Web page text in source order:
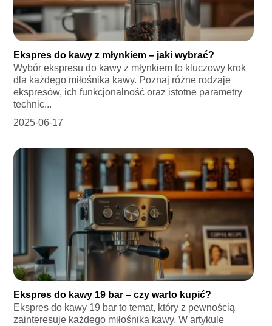
Ekspres do kawy z młynkiem – jaki wybrać?
Wybór ekspresu do kawy z młynkiem to kluczowy krok
dla każdego miłośnika kawy. Poznaj różne rodzaje
ekspresów, ich funkcjonalność oraz istotne parametry
technic...
2025-06-17
Ekspres do kawy 19 bar – czy warto kupić?
Ekspres do kawy 19 bar to temat, który z pewnością
zainteresuje każdego miłośnika kawy. W artykule